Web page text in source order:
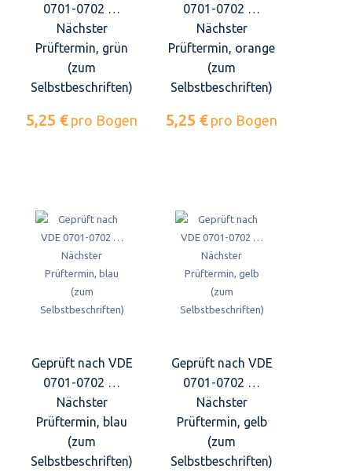
0701-0702 …
Nächster
Prüftermin, grün
(zum
Selbstbeschriften)
5,25 € pro Bogen
0701-0702 …
Nächster
Prüftermin, orange
(zum
Selbstbeschriften)
5,25 € pro Bogen
Geprüft nach VDE
0701-0702 …
Nächster
Prüftermin, blau
(zum
Selbstbeschriften)
Geprüft nach VDE
0701-0702 …
Nächster
Prüftermin, gelb
(zum
Selbstbeschriften)